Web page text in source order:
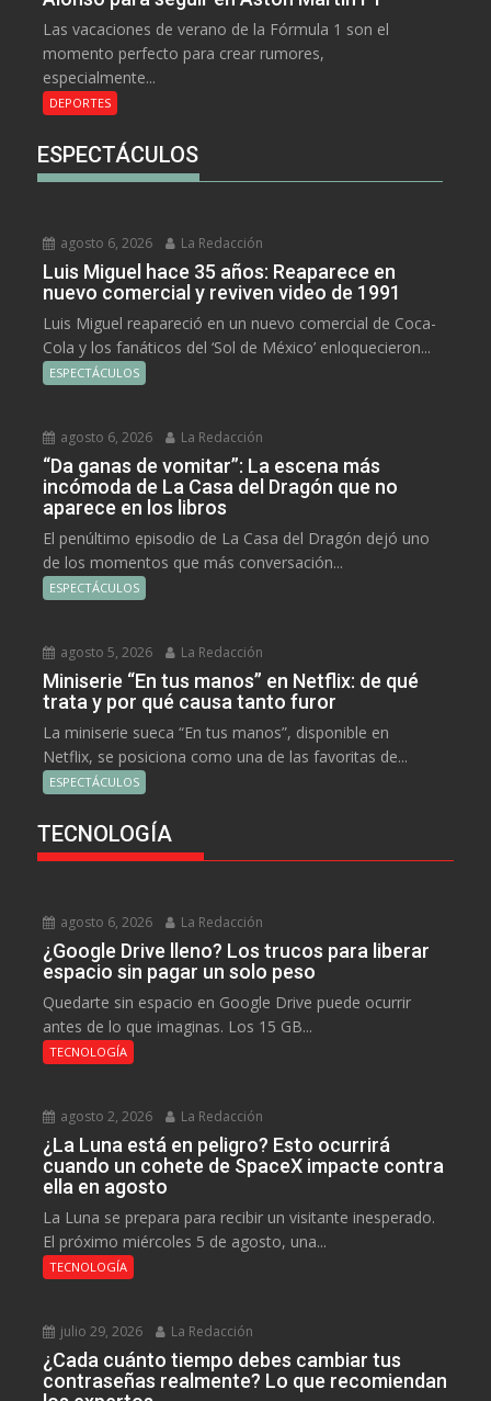
Las vacaciones de verano de la Fórmula 1 son el
momento perfecto para crear rumores,
especialmente...
DEPORTES
ESPECTÁCULOS
agosto 6, 2026 La Redacción
Luis Miguel hace 35 años: Reaparece en
nuevo comercial y reviven video de 1991
Luis Miguel reapareció en un nuevo comercial de Coca-
Cola y los fanáticos del ‘Sol de México’ enloquecieron...
ESPECTÁCULOS
agosto 6, 2026 La Redacción
“Da ganas de vomitar”: La escena más
incómoda de La Casa del Dragón que no
aparece en los libros
El penúltimo episodio de La Casa del Dragón dejó uno
de los momentos que más conversación...
ESPECTÁCULOS
agosto 5, 2026 La Redacción
Miniserie “En tus manos” en Netflix: de qué
trata y por qué causa tanto furor
La miniserie sueca “En tus manos”, disponible en
Netflix, se posiciona como una de las favoritas de...
ESPECTÁCULOS
TECNOLOGÍA
agosto 6, 2026 La Redacción
¿Google Drive lleno? Los trucos para liberar
espacio sin pagar un solo peso
Quedarte sin espacio en Google Drive puede ocurrir
antes de lo que imaginas. Los 15 GB...
TECNOLOGÍA
agosto 2, 2026 La Redacción
¿La Luna está en peligro? Esto ocurrirá
cuando un cohete de SpaceX impacte contra
ella en agosto
La Luna se prepara para recibir un visitante inesperado.
El próximo miércoles 5 de agosto, una...
TECNOLOGÍA
julio 29, 2026 La Redacción
¿Cada cuánto tiempo debes cambiar tus
contraseñas realmente? Lo que recomiendan